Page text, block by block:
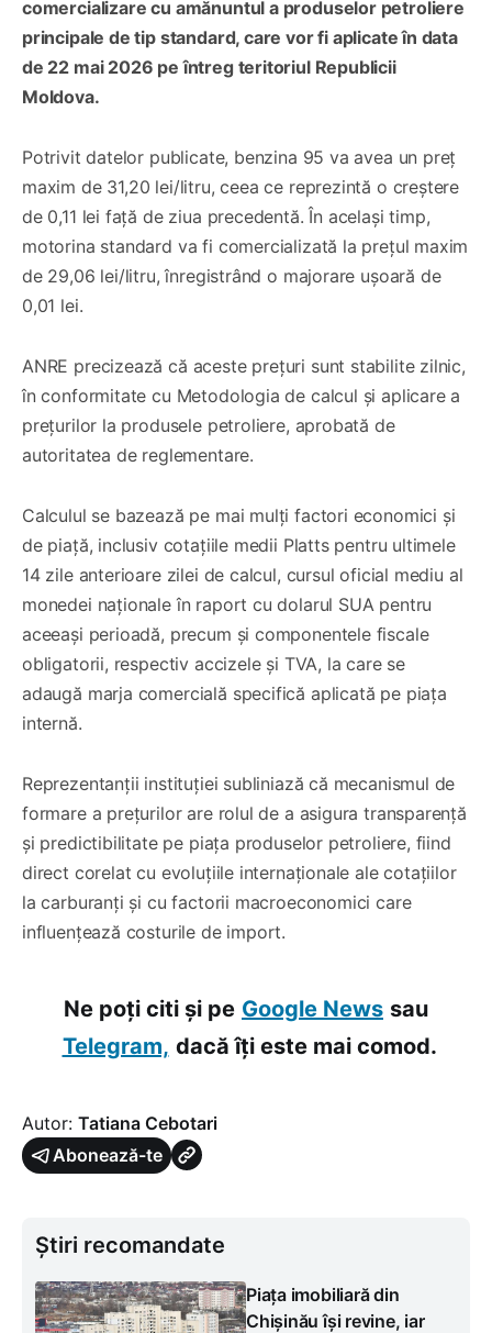
comercializare cu amănuntul a produselor petroliere
principale de tip standard, care vor fi aplicate în data
de 22 mai 2026 pe întreg teritoriul Republicii
Moldova.
Potrivit datelor publicate, benzina 95 va avea un preț
maxim de 31,20 lei/litru, ceea ce reprezintă o creștere
de 0,11 lei față de ziua precedentă. În același timp,
motorina standard va fi comercializată la prețul maxim
de 29,06 lei/litru, înregistrând o majorare ușoară de
0,01 lei.
ANRE precizează că aceste prețuri sunt stabilite zilnic,
în conformitate cu Metodologia de calcul și aplicare a
prețurilor la produsele petroliere, aprobată de
autoritatea de reglementare.
Calculul se bazează pe mai mulți factori economici și
de piață, inclusiv cotațiile medii Platts pentru ultimele
14 zile anterioare zilei de calcul, cursul oficial mediu al
monedei naționale în raport cu dolarul SUA pentru
aceeași perioadă, precum și componentele fiscale
obligatorii, respectiv accizele și TVA, la care se
adaugă marja comercială specifică aplicată pe piața
internă.
Reprezentanții instituției subliniază că mecanismul de
formare a prețurilor are rolul de a asigura transparență
și predictibilitate pe piața produselor petroliere, fiind
direct corelat cu evoluțiile internaționale ale cotațiilor
la carburanți și cu factorii macroeconomici care
influențează costurile de import.
Ne poți citi și pe Google News sau
Telegram, dacă îți este mai comod.
Autor: Tatiana Cebotari
Abonează-te
Știri recomandate
Piața imobiliară din
Chișinău își revine, iar